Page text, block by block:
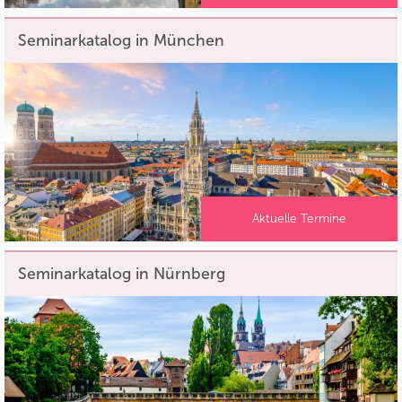
Seminarkatalog in München
Aktuelle Termine
Seminarkatalog in Nürnberg